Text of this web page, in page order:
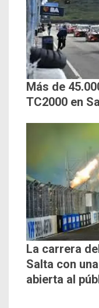
Más de
TC2000 en
La carrera
Salta con
abierta al